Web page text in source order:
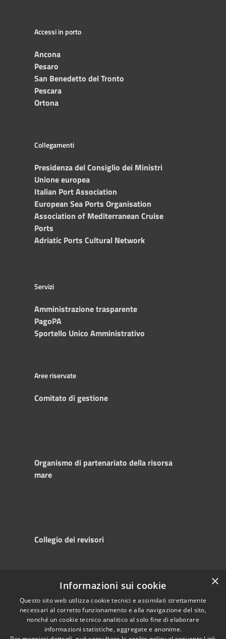
Accessi in porto
Ancona
Pesaro
San Benedetto del Tronto
Pescara
Ortona
Collegamenti
Presidenza del Consiglio dei Ministri
Unione europea
Italian Port Association
European Sea Ports Organisation
Association of Mediterranean Cruise
Ports
Adriatic Ports Cultural Network
Servizi
Amministrazione trasparente
PagoPA
Sportello Unico Amministrativo
Aree riservate
Comitato di gestione
Organismo di partenariato della risorsa
mare
Collegio dei revisori
Accessibility
Privacy
Cookie
Sitemap
Copyright © 2025
Autorità di
Sistema Portuale
del Mare Adriatico
Centrale
×
Informazioni sui cookie
Questo sito web utilizza cookie tecnici e assimilati strettamente
necessari al corretto funzionamento e alla navigazione del sito,
nonché un cookie tecnico analitico al solo fine di elaborare
informazioni statistiche, aggregate e anonime.